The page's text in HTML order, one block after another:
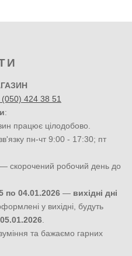
424 38 51
:
працює цілодобово.
пн-чт 9:00 - 17:30; пт
— скорочений робочий день до
по 04.01.2026 — вихідні дні
у вихідні, будуть
05.01.2026
та бажаємо гарних